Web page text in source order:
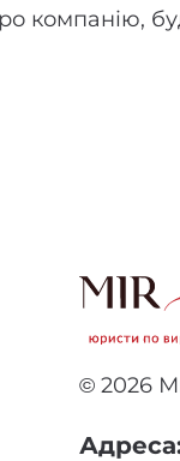
компанію,
© 2026